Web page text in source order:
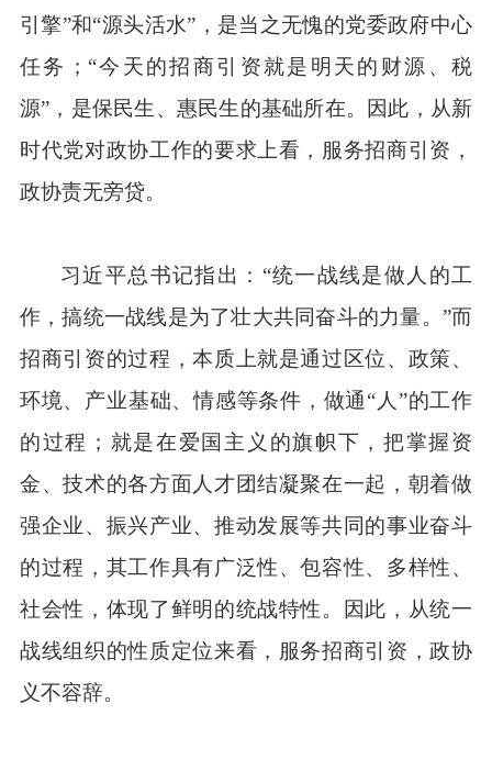
引擎”和“源头活水”，是当之无愧的党委政府中心
任务；“今天的招商引资就是明天的财源、税
源”，是保民生、惠民生的基础所在。因此，从新
时代党对政协工作的要求上看，服务招商引资，
政协责无旁贷。
习近平总书记指出：“统一战线是做人的工
作，搞统一战线是为了壮大共同奋斗的力量。”而
招商引资的过程，本质上就是通过区位、政策、
环境、产业基础、情感等条件，做通“人”的工作
的过程；就是在爱国主义的旗帜下，把掌握资
金、技术的各方面人才团结凝聚在一起，朝着做
强企业、振兴产业、推动发展等共同的事业奋斗
的过程，其工作具有广泛性、包容性、多样性、
社会性，体现了鲜明的统战特性。因此，从统一
战线组织的性质定位来看，服务招商引资，政协
义不容辞。